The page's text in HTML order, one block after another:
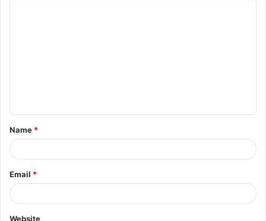
t
*
Name *
Email *
Website